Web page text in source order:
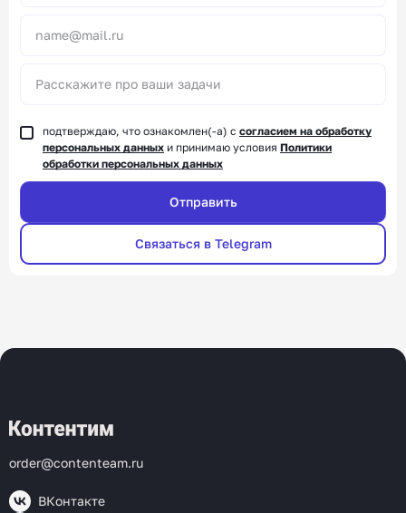
подтверждаю, что ознакомлен(-а) с согласием на обработку
персональных данных и принимаю условия Политики
обработки персональных данных
Связаться в Telegram
order@contenteam.ru
ВКонтакте